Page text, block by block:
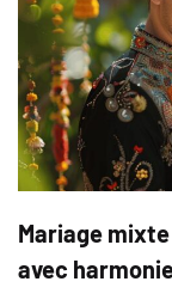
Mariage
avec